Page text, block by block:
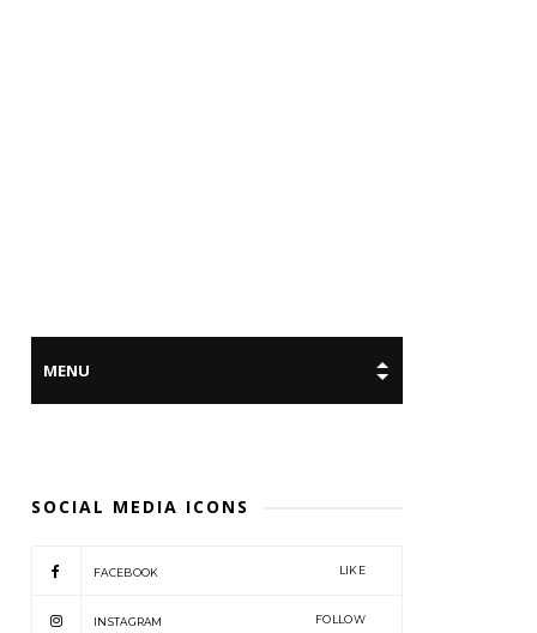
SOCIAL MEDIA ICONS
FACEBOOK LIKE
INSTAGRAM FOLLOW